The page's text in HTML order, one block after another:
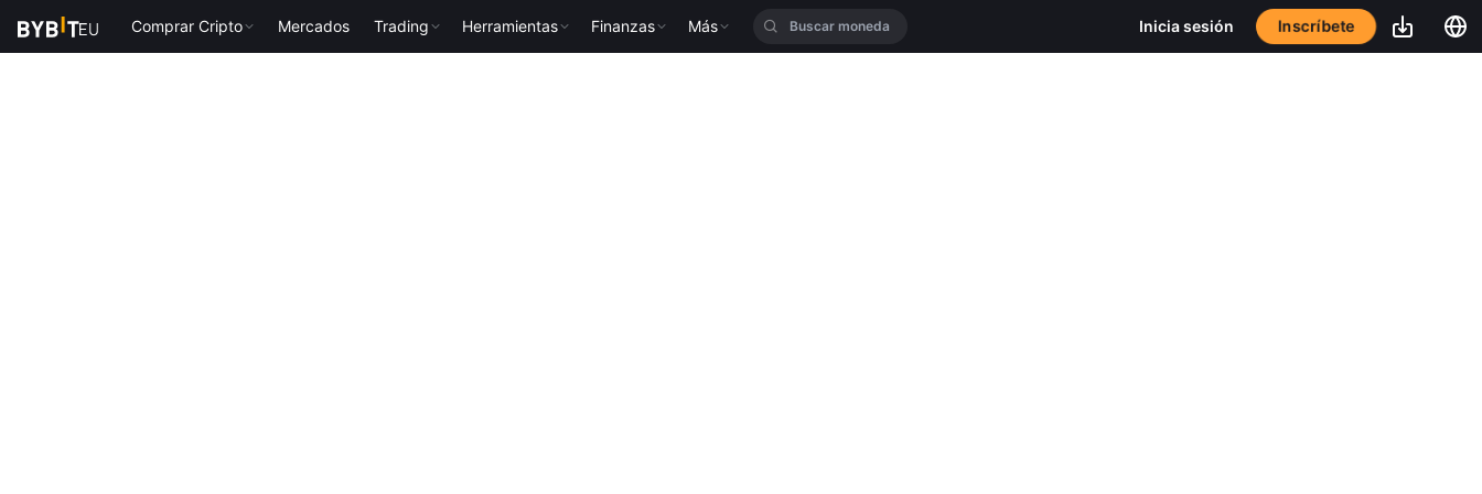
Comprar Cripto Mercados Trading Herramientas Finanzas Más Inicia sesión Inscríbete